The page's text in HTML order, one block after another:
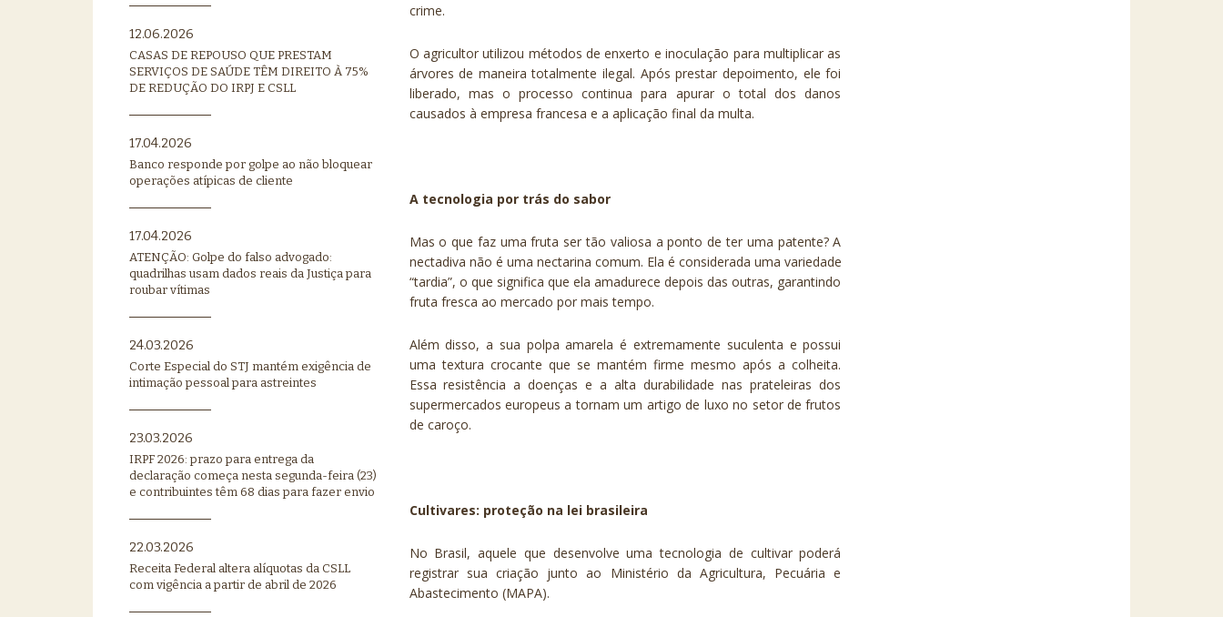
12.06.2026
CASAS DE REPOUSO QUE PRESTAM
SERVIÇOS DE SAÚDE TÊM DIREITO À 75%
DE REDUÇÃO DO IRPJ E CSLL
17.04.2026
Banco responde por golpe ao não bloquear
operações atípicas de cliente
17.04.2026
ATENÇÃO: Golpe do falso advogado:
quadrilhas usam dados reais da Justiça para
roubar vítimas
24.03.2026
Corte Especial do STJ mantém exigência de
intimação pessoal para astreintes
23.03.2026
IRPF 2026: prazo para entrega da
declaração começa nesta segunda-feira (23)
e contribuintes têm 68 dias para fazer envio
22.03.2026
Receita Federal altera alíquotas da CSLL
com vigência a partir de abril de 2026
crime.
O agricultor utilizou métodos de enxerto e inoculação para multiplicar as
árvores de maneira totalmente ilegal. Após prestar depoimento, ele foi
liberado, mas o processo continua para apurar o total dos danos
causados à empresa francesa e a aplicação final da multa.
A tecnologia por trás do sabor
Mas o que faz uma fruta ser tão valiosa a ponto de ter uma patente? A
nectadiva não é uma nectarina comum. Ela é considerada uma variedade
“tardia”, o que significa que ela amadurece depois das outras, garantindo
fruta fresca ao mercado por mais tempo.
Além disso, a sua polpa amarela é extremamente suculenta e possui
uma textura crocante que se mantém firme mesmo após a colheita.
Essa resistência a doenças e a alta durabilidade nas prateleiras dos
supermercados europeus a tornam um artigo de luxo no setor de frutos
de caroço.
Cultivares: proteção na lei brasileira
No Brasil, aquele que desenvolve uma tecnologia de cultivar poderá
registrar sua criação junto ao Ministério da Agricultura, Pecuária e
Abastecimento (MAPA).